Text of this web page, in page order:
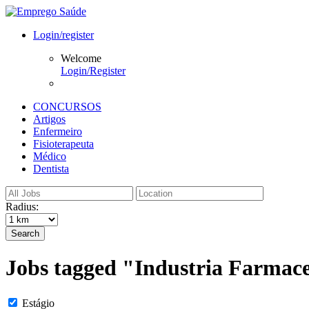
Login/register
Welcome
Login/Register
CONCURSOS
Artigos
Enfermeiro
Fisioterapeuta
Médico
Dentista
Radius:
Search
Jobs tagged "Industria
Estágio